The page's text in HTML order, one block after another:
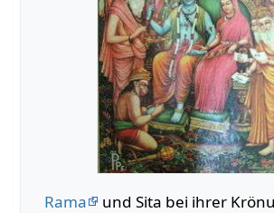
Rama und Sita bei ihrer